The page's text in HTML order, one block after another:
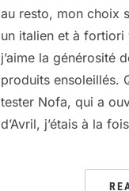
au resto, mon choix
un italien et à
j’aime la générosité
produits ensoleillés.
tester Nofa, qui a
d’Avril, j’étais à la